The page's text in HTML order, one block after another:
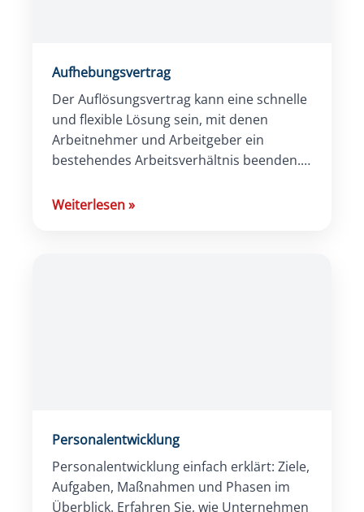
Aufhebungsvertrag
Der Auflösungsvertrag kann eine schnelle
und flexible Lösung sein, mit denen
Arbeitnehmer und Arbeitgeber ein
bestehendes Arbeitsverhältnis beenden.
können sich daraus Risiken und Nachteile
Weiterlesen»
Personalentwicklung
Personalentwicklung einfach erklärt: Ziele,
Aufgaben, Maßnahmen und Phasen im
Überblick. Erfahren Sie, wie Unternehmen